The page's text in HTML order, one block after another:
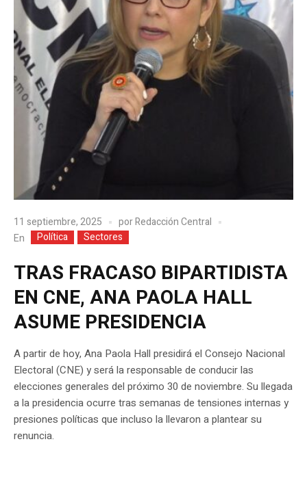
11 septiembre, 2025 porRedacción Central
En
Política Sectores
TRAS FRACASO BIPARTIDISTA
EN CNE, ANA PAOLA HALL
ASUME PRESIDENCIA
A partir de hoy, Ana Paola Hall presidirá el Consejo Nacional
Electoral (CNE) y será la responsable de conducir las
elecciones generales del próximo 30 de noviembre. Su llegada
a la presidencia ocurre tras semanas de tensiones internas y
presiones políticas que incluso la llevaron a plantear su
renuncia.